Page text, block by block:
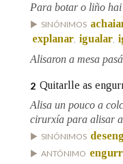
Contén
BUSCAR NO
Nos exemplos
Para botar o liño
SINÓNIMOS
explanar igualar
Alisaron a mesa
2 Quitarlle as
Alisa un pouco a
cirurxía para alisar
SINÓNIMOS
ANTÓNIMO